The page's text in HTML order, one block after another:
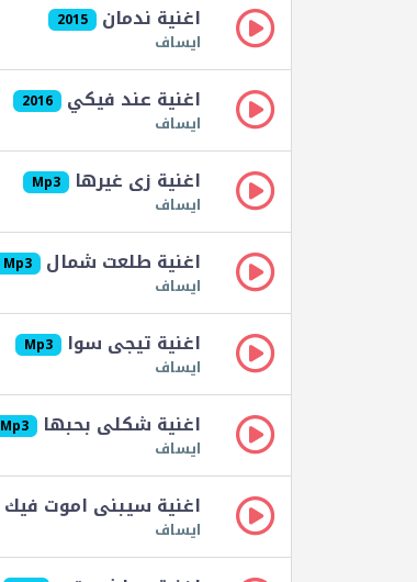
اغنية ندمان 2015
ايساف
اغنية عند فيكي 2016
ايساف
اغنية زى غيرها Mp3
ايساف
اغنية طلعت شمال Mp3
ايساف
اغنية تيجى سوا Mp3
ايساف
اغنية شكلى بحبها Mp3
ايساف
اغنية سيبنى اموت فيك
ايساف